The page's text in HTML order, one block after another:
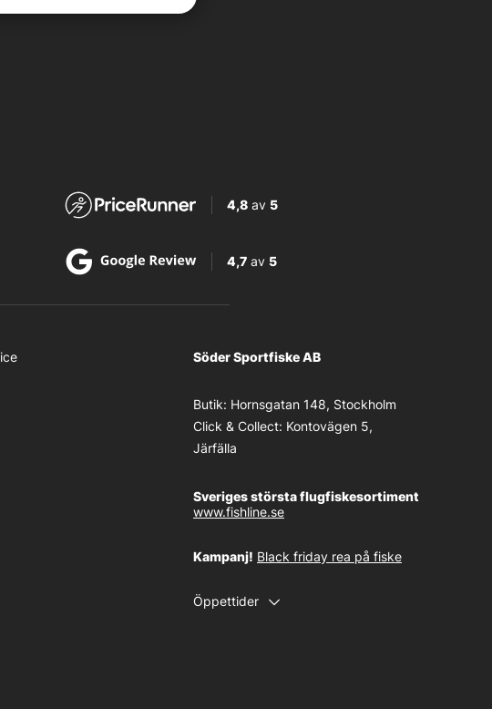
4,8av 5
4,7av 5
Söder Sportfiske AB
Butik: Hornsgatan 148, Stockholm
Click & Collect: Kontovägen 5,
Järfälla
Sveriges största flugfiskesortiment
www.fishline.se
Kampanj! Black friday rea på fiske
Öppettider